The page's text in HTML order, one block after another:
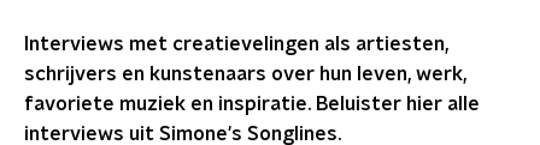
Interviews met creatievelingen als artiesten,
schrijvers en kunstenaars over hun leven, werk,
favoriete muziek en inspiratie. Beluister hier alle
interviews uit Simone's Songlines.